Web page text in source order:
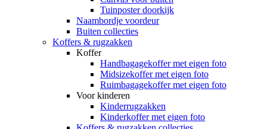
Tuinposter doorkijk
Naambordje voordeur
Buiten collecties
Koffers & rugzakken
Koffer
Handbagagekoffer met eigen foto
Midsizekoffer met eigen foto
Ruimbagagekoffer met eigen foto
Voor kinderen
Kinderrugzakken
Kinderkoffer met eigen foto